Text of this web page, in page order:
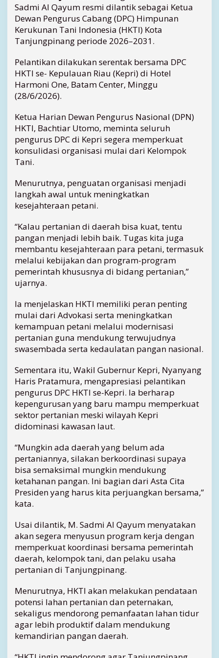
a
n
j
u
n
p
i
n
a
,
S
a
d
A
l
Q
u
m
T
a
n
c
G
a
s
W
u
d
k
a
n
K
a
h
a
n
a
n
n
g
a
n
Sadmi Al Qayum resmi dilantik sebagai Ketua
Dewan Pengurus Cabang (DPC) Himpunan
Kerukunan Tani Indonesia (HKTI) Kota
Tanjungpinang periode 2026–2031.
Pelantikan dilakukan serentak bersama DPC
HKTI se- Kepulauan Riau (Kepri) di Hotel
Harmoni One, Batam Center, Minggu
(28/6/2026).
Ketua Harian Dewan Pengurus Nasional (DPN)
HKTI, Bachtiar Utomo, meminta seluruh
pengurus DPC di Kepri segera memperkuat
konsulidasi organisasi mulai dari Kelompok
Tani.
Menurutnya, penguatan organisasi menjadi
langkah awal untuk meningkatkan
kesejahteraan petani.
“Kalau pertanian di daerah bisa kuat, tentu
pangan menjadi lebih baik. Tugas kita juga
membantu kesejahteraan para petani, termasuk
melalui kebijakan dan program-program
pemerintah khususnya di bidang pertanian,”
ujarnya.
Ia menjelaskan HKTI memiliki peran penting
mulai dari Advokasi serta meningkatkan
kemampuan petani melalui modernisasi
pertanian guna mendukung terwujudnya
swasembada serta kedaulatan pangan nasional.
Sementara itu, Wakil Gubernur Kepri, Nyanyang
Haris Pratamura, mengapresiasi pelantikan
pengurus DPC HKTI se-Kepri. Ia berharap
kepengurusan yang baru mampu memperkuat
sektor pertanian meski wilayah Kepri
didominasi kawasan laut.
“Mungkin ada daerah yang belum ada
pertaniannya, silakan berkoordinasi supaya
bisa semaksimal mungkin mendukung
ketahanan pangan. Ini bagian dari Asta Cita
Presiden yang harus kita perjuangkan bersama,”
kata.
Usai dilantik, M. Sadmi Al Qayum menyatakan
akan segera menyusun program kerja dengan
memperkuat koordinasi bersama pemerintah
daerah, kelompok tani, dan pelaku usaha
pertanian di Tanjungpinang.
Menurutnya, HKTI akan melakukan pendataan
potensi lahan pertanian dan peternakan,
sekaligus mendorong pemanfaatan lahan tidur
agar lebih produktif dalam mendukung
kemandirian pangan daerah.